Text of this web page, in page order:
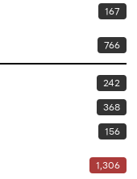
167
766
242
368
156
1,306